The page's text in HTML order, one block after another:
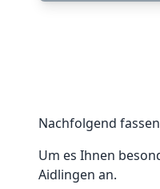
Nachfolgend
Um es Ihnen
Aidlingen an.